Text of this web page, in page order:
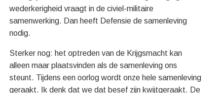
wederkerigheid vraagt in de civiel-militaire
samenwerking. Dan heeft Defensie de samenleving
nodig.
Sterker nog: het optreden van de Krijgsmacht kan
alleen maar plaatsvinden als de samenleving ons
steunt. Tijdens een oorlog wordt onze hele samenleving
geraakt. Ik denk dat we dat besef zijn kwijtgeraakt. De